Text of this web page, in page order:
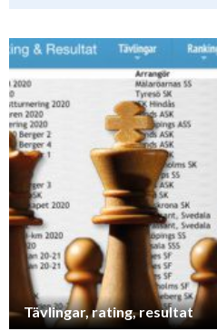
Tävlingar, rating, resultat